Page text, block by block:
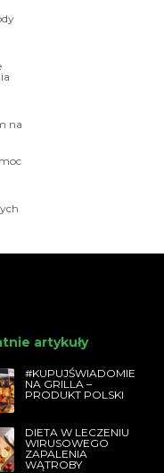
na
artykuły
#KUPUJŚWIADOMIE
NA GRILLA –
PRODUKT POLSKI
DIETA W LECZENIU
WIRUSOWEGO
ZAPALENIA
WĄTROBY